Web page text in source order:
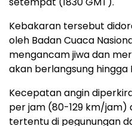
Kebakaran tersebut
oleh Badan Cuaca
mengancam jiwa dan
akan berlangsung hingga
Kecepatan angin
per jam (80-129 km/
tertentu di pegunungan